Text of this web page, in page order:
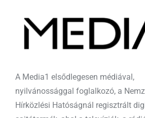
A Media1 elsődlegesen médiával,
nyilvánossággal foglalkozó, a
Hírközlési Hatóságnál regisztrált